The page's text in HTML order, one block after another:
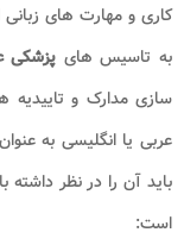
کاری و مهارت های
به تاسیس های پزشکی
سازی مدارک و
عربی یا انگلیسی به
باید آن را در نظر داشته
است: